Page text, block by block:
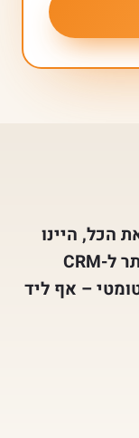
הכל, היינו
מעתיקים לידים ידנית מהאתר ל-CRM
– אף ליד